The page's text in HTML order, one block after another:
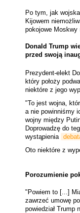
Po tym, jak
Kijowem
pokojowe Moskwy
Donald Trump
przed swoją
Prezydent-elekt
który położy
niektóre z jego
"To jest wojna,
a nie powinniśmy
wojny między
Doprowadzę do
wystąpienia
Oto niektóre z
Porozumienie
"Powiem to [...]
zawrzeć umowę
powiedział Trump